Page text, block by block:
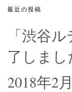
最近の投稿
「渋谷
了しまし
2018年2